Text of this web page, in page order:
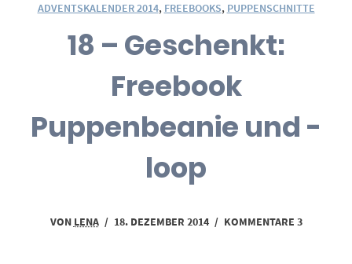
ADVENTSKALENDER 2014, FREEBOOKS, PUPPENSCHNITTE
18 – Geschenkt:
Freebook
Puppenbeanie und -
loop
VON LENA / 18. DEZEMBER 2014 / KOMMENTARE 3